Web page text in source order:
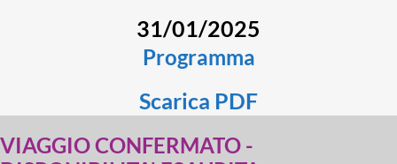
31/01/2025
Programma
Scarica PDF
VIAGGIO CONFERMATO -